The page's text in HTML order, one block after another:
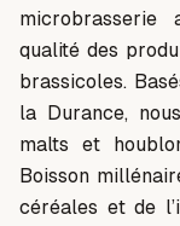
microbrasserie
qualité des
brassicoles.
la Durance,
malts et
Boisson
céréales et de